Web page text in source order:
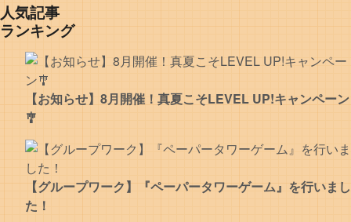
人気記事
ランキング
【お知らせ】8月開催！真夏こそLEVEL UP!キャンペーン
🎐
【グループワーク】『ペーパータワーゲーム』を行いまし
た！